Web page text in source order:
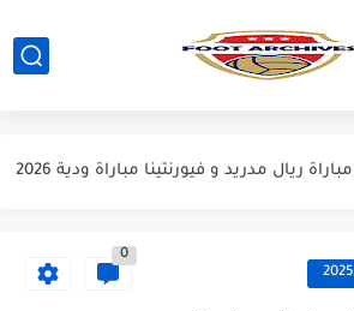
مباراة مانشستر يونايتد و اتلتيكو مدريد مباراة ودية 2026
مباراة ريال مدريد و فيورنتينا مباراة ودية 2026
مباراة برشلونة و بيرمنغهام مباراة ودية 2026
0